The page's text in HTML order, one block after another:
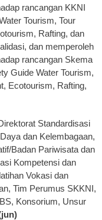
rancangan KKNI
Tourism, Tour
Rafting, dan
dan memperoleh
rancangan Skema
Guide Water Tourism,
Ecotourism, Rafting,
Standardisasi
dan Kelembagaan,
Badan Pariwisata dan
Kompetensi dan
Vokasi dan
Tim Perumus SKKNI,
Konsorium, Unsur